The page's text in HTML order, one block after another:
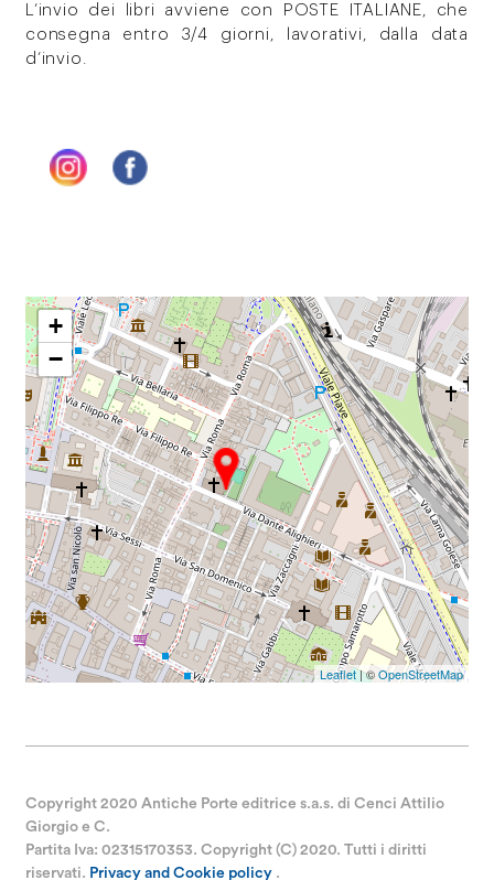
L’invio dei libri avviene con POSTE ITALIANE, che
consegna entro 3/4 giorni, lavorativi, dalla data
d’invio.
+
−
Leaflet| ©OpenStreetMap
Copyright 2020 Antiche Porte editrice s.a.s. di Cenci Attilio
Giorgio e C.
Partita Iva: 02315170353. Copyright (C) 2020. Tutti i diritti
riservati. Privacy and Cookie policy .